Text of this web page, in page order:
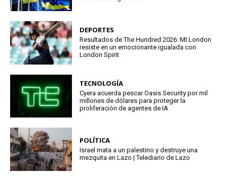
DEPORTES
Resultados de The Hundred 2026: MI London
resiste en un emocionante igualada con
London Spirit
TECNOLOGÍA
Cyera acuerda pescar Oasis Security por mil
millones de dólares para proteger la
proliferación de agentes de IA
POLÍTICA
Israel mata a un palestino y destruye una
mezquita en Lazo | Telediario de Lazo